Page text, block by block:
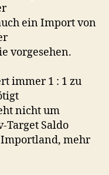
ein Import von
vorgesehen.
immer 1 : 1 zu
nicht um
Target Saldo
mehr